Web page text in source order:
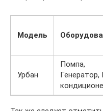
Модель
Урбан
Помпа,
Генератор,